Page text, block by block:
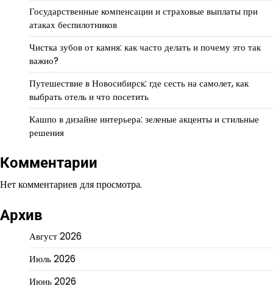
Государственные компенсации и страховые выплаты при
атаках беспилотников
Чистка зубов от камня: как часто делать и почему это так
важно?
Путешествие в Новосибирск: где сесть на самолет, как
выбрать отель и что посетить
Кашпо в дизайне интерьера: зеленые акценты и стильные
решения
Комментарии
Нет комментариев для просмотра.
Архив
Август 2026
Июль 2026
Июнь 2026